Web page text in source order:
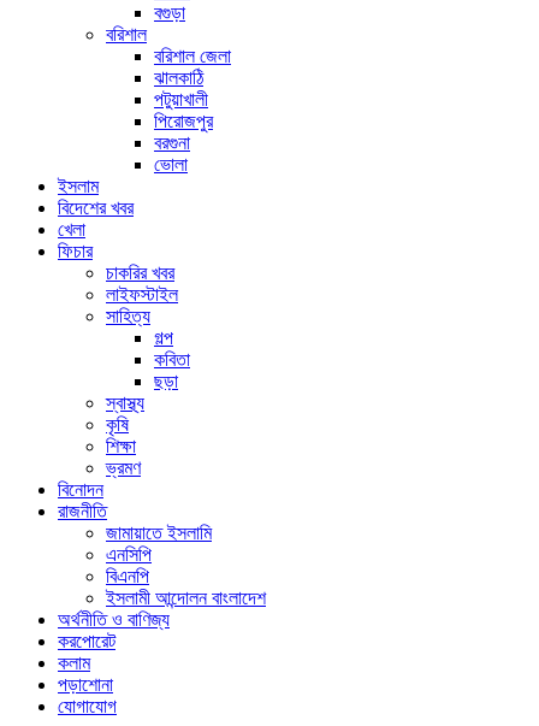
বগুড়া
বরিশাল
বরিশাল জেলা
ঝালকাঠি
পটুয়াখালী
পিরোজপুর
বরগুনা
ভোলা
ইসলাম
বিদেশের খবর
খেলা
ফিচার
চাকরির খবর
লাইফস্টাইল
সাহিত্য
গল্প
কবিতা
ছড়া
স্বাস্থ্য
কৃষি
শিক্ষা
ভ্রমণ
বিনোদন
রাজনীতি
জামায়াতে ইসলামি
এনসিপি
বিএনপি
ইসলামী আন্দোলন বাংলাদেশ
অর্থনীতি ও বাণিজ্য
করপোরেট
কলাম
পড়াশোনা
যোগাযোগ